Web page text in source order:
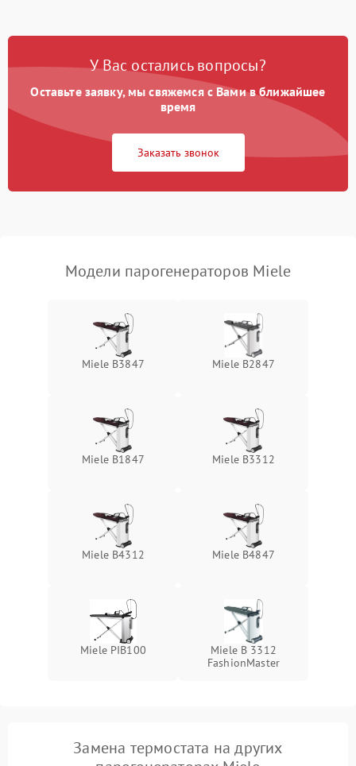
Ошибка платы управления 1500 ₽ Подробнее →
1200 ₽
Не сохраняет настройки Подробнее →
1500 ₽ Подробнее →
Не подает пар 1800 ₽ Подробнее →
У Вас остались вопросы?
Оставьте заявку, мы свяжемся с Вами в ближайшее
время
Заказать звонок
Модели парогенераторов Miele
Miele B3847 Miele B2847
Miele B1847 Miele B3312
Miele B4312 Miele B4847
Miele PIB100
Miele B 3312
FashionMaster
Замена термостата на других